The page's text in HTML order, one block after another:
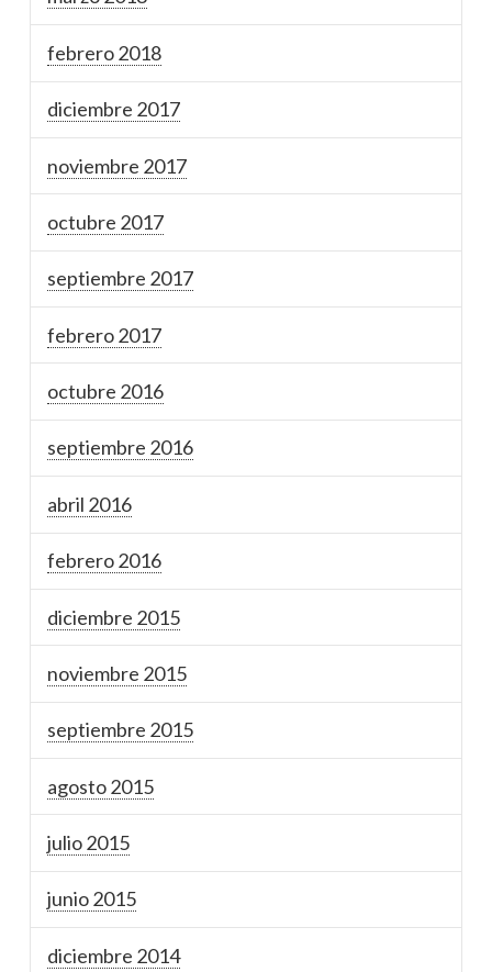
febrero 2018
diciembre 2017
noviembre 2017
octubre 2017
septiembre 2017
febrero 2017
octubre 2016
septiembre 2016
abril 2016
febrero 2016
diciembre 2015
noviembre 2015
septiembre 2015
agosto 2015
julio 2015
junio 2015
diciembre 2014